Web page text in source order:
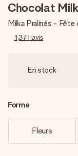
Chocolat
Milka Pralinés -
1,371 avis
En stock
Forme
Fleurs